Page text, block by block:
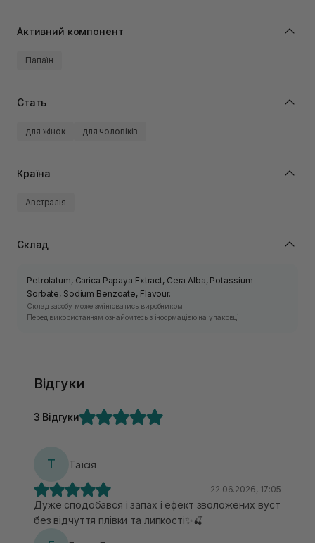
Активний компонент
Папаїн
Стать
для жінок для чоловіків
Країна
Австралія
Склад
Petrolatum, Carica Papaya Extract, Cera Alba, Potassium
Sorbate, Sodium Benzoate, Flavour.
Склад засобу може змінюватись виробником.
Перед використанням ознайомтесь з інформацією на упаковці.
Відгуки
3 Відгуки
Т Таїсія
22.06.2026, 17:05
Дуже сподобався і запах і ефект зволожених вуст
без відчуття плівки та липкості✨🍒